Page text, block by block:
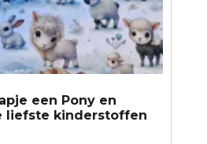
een Pony en
liefste kinderstoffen